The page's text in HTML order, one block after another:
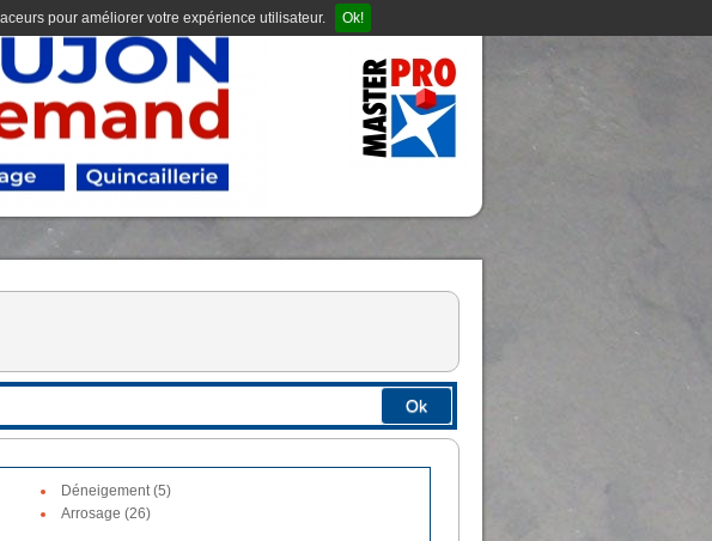
pour améliorer votre expérience utilisateur. Ok!
Ok
Déneigement (5)
Arrosage (26)